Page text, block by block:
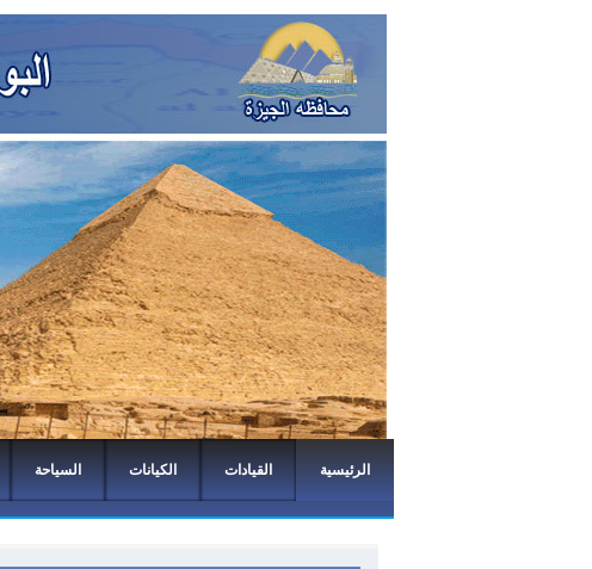
الرئيسية القيادات الكيانات السياحة